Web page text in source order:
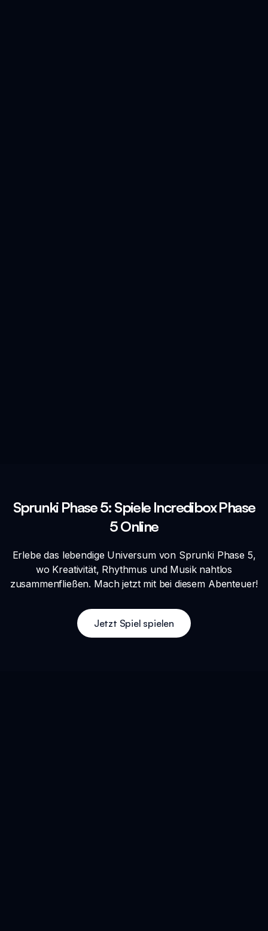
Sprunki Phase 5: Spiele Incredibox Phase
5 Online
Erlebe das lebendige Universum von Sprunki Phase 5,
wo Kreativität, Rhythmus und Musik nahtlos
zusammenfließen. Mach jetzt mit bei diesem Abenteuer!
Jetzt Spiel spielen